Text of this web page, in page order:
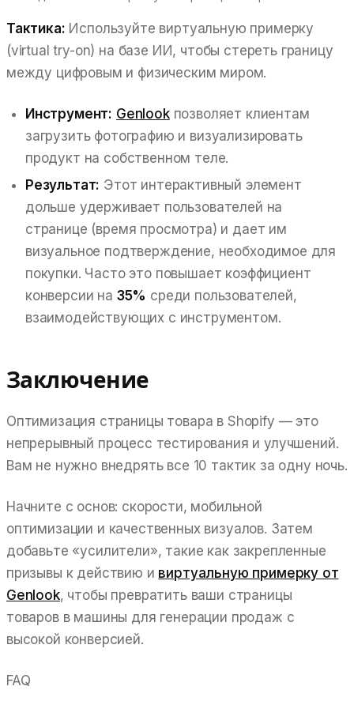
Тактика: Используйте виртуальную примерку
(virtual try-on) на базе ИИ, чтобы стереть границу
между цифровым и физическим миром.
Инструмент: Genlookпозволяет клиентам
загрузить фотографию и визуализировать
продукт на собственном теле.
Результат: Этот интерактивный элемент
дольше удерживает пользователей на
странице (время просмотра) и дает им
визуальное подтверждение, необходимое для
покупки. Часто это повышает коэффициент
конверсии на 35% среди пользователей,
взаимодействующих с инструментом.
Заключение
Оптимизация страницы товара в Shopify — это
непрерывный процесс тестирования и улучшений.
Вам не нужно внедрять все 10 тактик за одну ночь.
Начните с основ: скорости, мобильной
оптимизации и качественных визуалов. Затем
добавьте «усилители», такие как закрепленные
призывы к действию и виртуальную примерку от
Genlook, чтобы превратить ваши страницы
товаров в машины для генерации продаж с
высокой конверсией.
FAQ